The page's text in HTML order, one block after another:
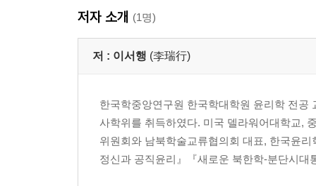
저자 소개 (1명)
저 : 이서행 (李瑞行)
한국학중앙연구원 한국학대학원 윤리학 전
사학위를 취득하였다. 미국 델라워어대학교,
위원회와 남북학술교류협의회 대표, 한국윤
정신과 공직윤리』『새로운 북한학-분단시대